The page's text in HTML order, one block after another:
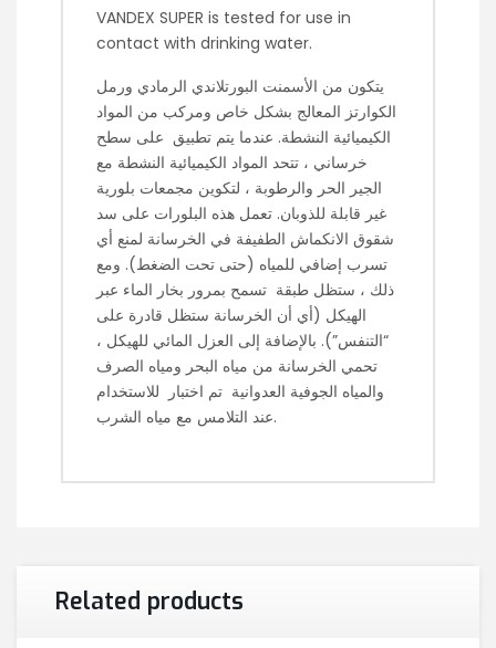
VANDEX SUPER is tested for use in
contact with drinking water.
يتكون من الأسمنت البورتلاندي الرمادي ورمل
الكوارتز المعالج بشكل خاص ومركب من المواد
الكيميائية النشطة. عندما يتم تطبيق على سطح
خرساني ، تتحد المواد الكيميائية النشطة مع
الجير الحر والرطوبة ، لتكوين مجمعات بلورية
غير قابلة للذوبان. تعمل هذه البلورات على سد
شقوق الانكماش الطفيفة في الخرسانة لمنع أي
تسرب إضافي للمياه (حتى تحت الضغط). ومع
ذلك ، ستظل طبقة تسمح بمرور بخار الماء عبر
الهيكل (أي أن الخرسانة ستظل قادرة على
“التنفس”). بالإضافة إلى العزل المائي للهيكل ،
تحمي الخرسانة من مياه البحر ومياه الصرف
والمياه الجوفية العدوانية تم اختبار للاستخدام
عند التلامس مع مياه الشرب.
Related products